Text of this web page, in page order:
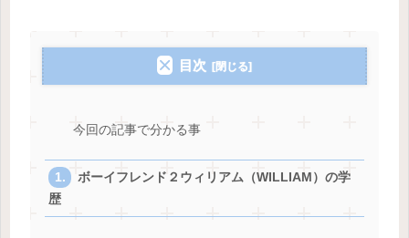
目次
今回の記事で分かる事
ボーイフレンド２ウィリアム（WILLIAM）の学
歴